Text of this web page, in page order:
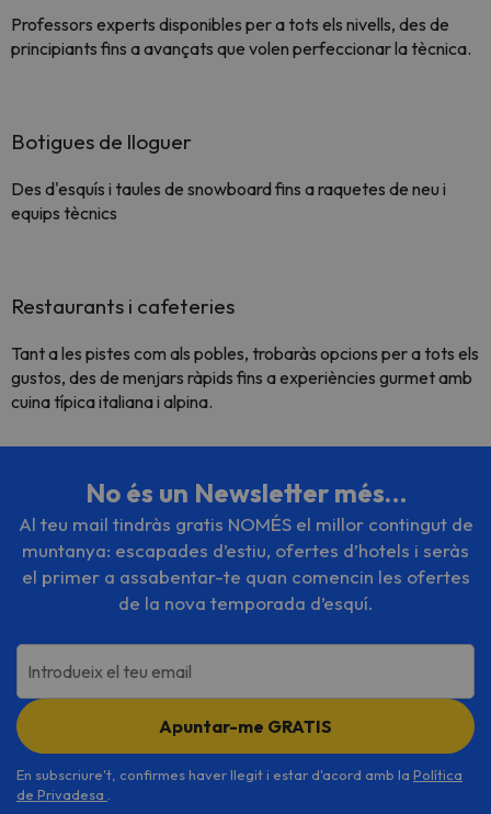
Professors experts disponibles per a tots els nivells, des de
principiants fins a avançats que volen perfeccionar la tècnica.
Botigues de lloguer
Des d'esquís i taules de snowboard fins a raquetes de neu i
equips tècnics
Restaurants i cafeteries
Tant a les pistes com als pobles, trobaràs opcions per a tots els
gustos, des de menjars ràpids fins a experiències gurmet amb
cuina típica italiana i alpina.
No és un Newsletter més…
Al teu mail tindràs gratis NOMÉS el millor contingut de
muntanya: escapades d’estiu, ofertes d’hotels i seràs
el primer a assabentar-te quan comencin les ofertes
de la nova temporada d’esquí.
Introdueix el teu email
Apuntar-me GRATIS
En subscriure't, confirmes haver llegit i estar d'acord amb la Política
de Privadesa